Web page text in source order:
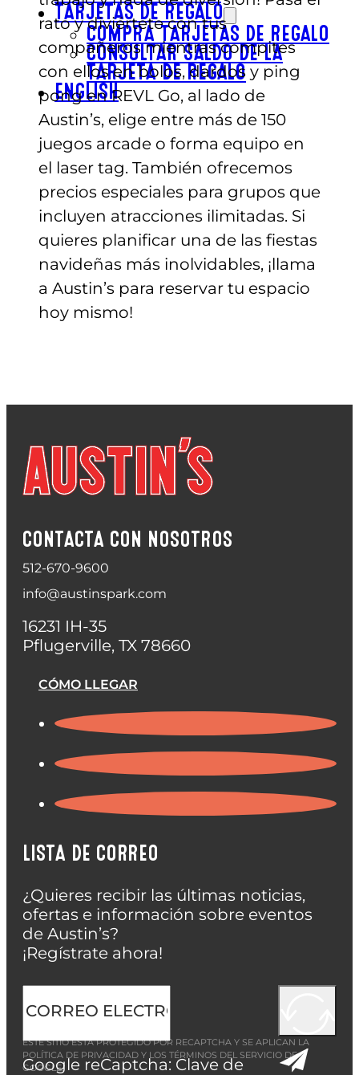
TARJETAS DE REGALO
COMPRA TARJETAS DE REGALO
CONSULTAR SALDO DE LA
TARJETA DE REGALO
ENGLISH
rato y diviértete con tus
compañeros mientras compites
con ellos en bolos, dardos y ping
pong en REVL Go, al lado de
Austin’s, elige entre más de 150
juegos arcade o forma equipo en
el laser tag. También ofrecemos
precios especiales para grupos que
incluyen atracciones ilimitadas. Si
quieres planificar una de las fiestas
navideñas más inolvidables, ¡llama
a Austin’s para reservar tu espacio
hoy mismo!
CONTACTA CON NOSOTROS
512-670-9600
info@austinspark.com
16231 IH-35
Pflugerville, TX 78660
CÓMO LLEGAR
LISTA DE CORREO
¿Quieres recibir las últimas noticias,
ofertas e información sobre eventos
de Austin’s?
¡Regístrate ahora!
Google reCaptcha: Clave de
ESTE SITIO ESTÁ PROTEGIDO POR RECAPTCHA Y SE APLICAN LA
POLÍTICA DE PRIVACIDAD Y LOS TÉRMINOS DEL SERVICIO DE
GOOGLE.